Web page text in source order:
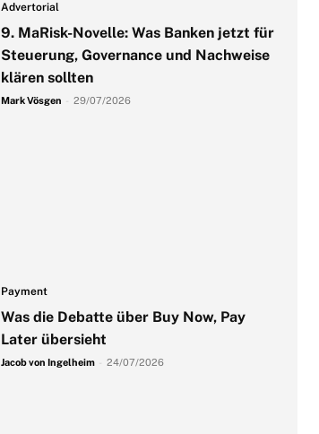
Advertorial
9. MaRisk-Novelle: Was Banken jetzt für
Steuerung, Governance und Nachweise
klären sollten
Mark Vösgen 29/07/2026
Payment
Was die Debatte über Buy Now, Pay
Later übersieht
Jacob von Ingelheim 24/07/2026